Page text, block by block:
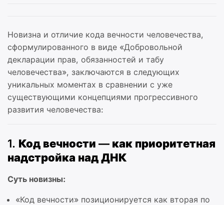
Новизна и отличие кода вечности человечества,
сформулированного в виде «Добровольной
декларации прав, обязанностей и табу
человечества», заключаются в следующих
уникальных моментах в сравнении с уже
существующими концепциями прогрессивного
развития человечества:
1. Код вечности — как приоритетная
надстройка над ДНК
Суть новизны:
«Код вечности» позиционируется как вторая по